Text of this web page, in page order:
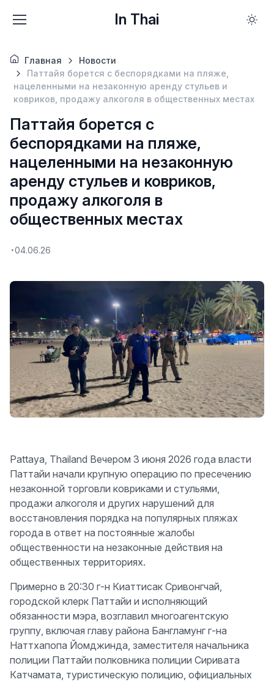
In Thai
Главная
Новости
Паттайя борется с беспорядками на пляже,
нацеленными на незаконную аренду стульев и
ковриков, продажу алкоголя в общественных местах
Паттайя борется с
беспорядками на пляже,
нацеленными на незаконную
аренду стульев и ковриков,
продажу алкоголя в
общественных местах
04.06.26
Pattaya, Thailand Вечером 3 июня 2026 года власти
Паттайи начали крупную операцию по пресечению
незаконной торговли ковриками и стульями,
продажи алкоголя и других нарушений для
восстановления порядка на популярных пляжах
города в ответ на постоянные жалобы
общественности на незаконные действия на
общественных территориях.
Примерно в 20:30 г-н Киаттисак Сривонгчай,
городской клерк Паттайи и исполняющий
обязанности мэра, возглавил многоагентскую
группу, включая главу района Бангламунг г-на
Наттхапопа Йомджинда, заместителя начальника
полиции Паттайи полковника полиции Сиривата
Катчамата, туристическую полицию, официальных